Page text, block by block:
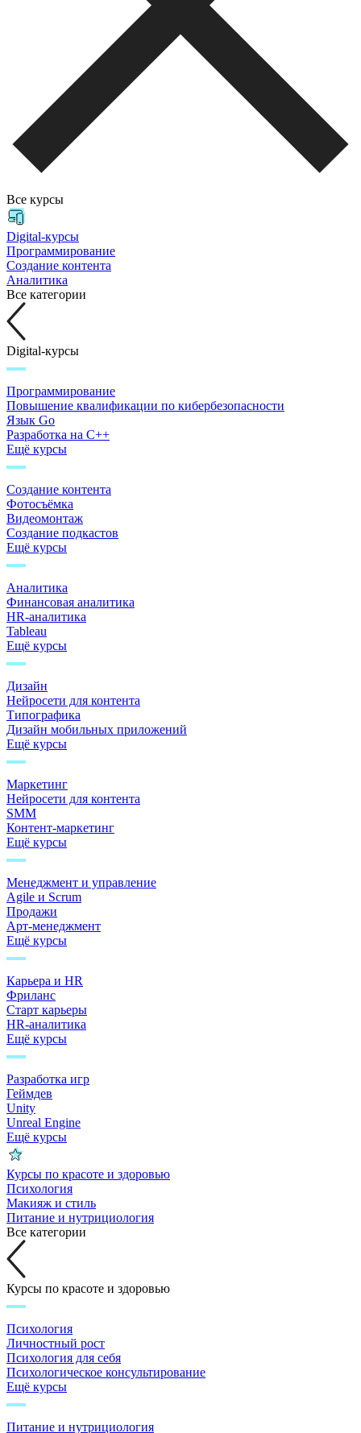
Все курсы
Digital-курсы
Программирование
Создание контента
Аналитика
Все категории
Digital-курсы
Программирование
Повышение квалификации по кибербезопасности
Язык Go
Разработка на C++
Ещё курсы
Создание контента
Фотосъёмка
Видеомонтаж
Создание подкастов
Ещё курсы
Аналитика
Финансовая аналитика
HR-аналитика
Tableau
Ещё курсы
Дизайн
Нейросети для контента
Типографика
Дизайн мобильных приложений
Ещё курсы
Маркетинг
Нейросети для контента
SMM
Контент-маркетинг
Ещё курсы
Менеджмент и управление
Agile и Scrum
Продажи
Арт-менеджмент
Ещё курсы
Карьера и HR
Фриланс
Старт карьеры
HR-аналитика
Ещё курсы
Разработка игр
Геймдев
Unity
Unreal Engine
Ещё курсы
Курсы по красоте и здоровью
Психология
Макияж и стиль
Питание и нутрициология
Все категории
Курсы по красоте и здоровью
Психология
Личностный рост
Психология для себя
Психологическое консультирование
Ещё курсы
Питание и нутрициология